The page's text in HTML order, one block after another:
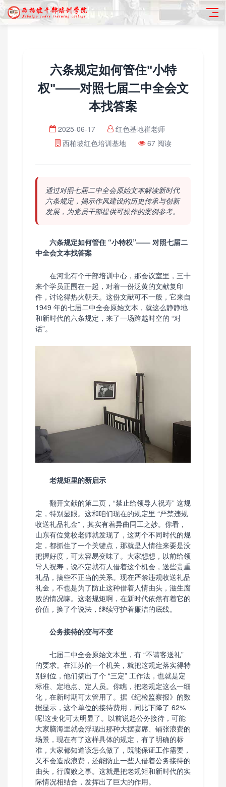
六条规定如何管住"小特
权"——对照七届二中全会文
本找答案
2025-06-17
红色基地崔老师
西柏坡红色培训基地
67 阅读
通过对照七届二中全会原始文本解读新时代
六条规定，揭示作风建设的历史传承与创新
发展，为党员干部提供可操作的案例参考。
六条规定如何管住 “小特权”—— 对照七届二
中全会文本找答案
在河北有个干部培训中心，那会议室里，三十
来个学员正围在一起，对着一份泛黄的文献复印
件，讨论得热火朝天。这份文献可不一般，它来自
1949 年的七届二中全会原始文本，就这么静静地
和新时代的六条规定，来了一场跨越时空的 “对
话”。
老规矩里的新启示
翻开文献的第二页，“禁止给领导人祝寿” 这规
定，特别显眼。这和咱们现在的规定里 “严禁违规
收送礼品礼金”，其实有着异曲同工之妙。你看，
山东有位党校老师就发现了，这两个不同时代的规
定，都抓住了一个关键点，那就是人情往来要是没
把握好度，可太容易变味了。大家想想，以前给领
导人祝寿，说不定就有人借着这个机会，送些贵重
礼品，搞些不正当的关系。现在严禁违规收送礼品
礼金，不也是为了防止这种借着人情由头，滋生腐
败的情况嘛。这老规矩啊，在新时代依然有着它的
价值，换了个说法，继续守护着廉洁的底线。
公务接待的变与不变
七届二中全会原始文本里，有 “不请客送礼”
的要求。在江苏的一个机关，就把这规定落实得特
别到位，他们搞出了个 “三定” 工作法，也就是定
标准、定地点、定人员。你瞧，把老规定这么一细
化，在新时期可太管用了。据《纪检监察报》的数
据显示，这个单位的接待费用，同比下降了 62%
呢!这变化可太明显了。以前说起公务接待，可能
大家脑海里就会浮现出那种大摆宴席、铺张浪费的
场景，现在有了这样具体的规定，有了明确的标
准，大家都知道该怎么做了，既能保证工作需要，
又不会造成浪费，还能防止一些人借着公务接待的
由头，行腐败之事。这就是把老规矩和新时代的实
际情况相结合，发挥出了巨大的作用。